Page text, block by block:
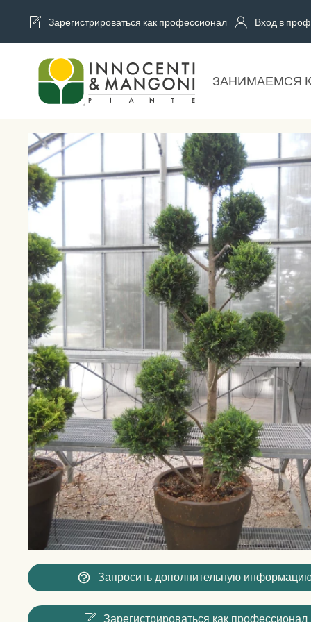
Skip to main content
Зарегистрироваться как профессионал Вход в
ЗАНИМАЕМСЯ
Запросить дополнительную
Зарегистрироваться как профессионал